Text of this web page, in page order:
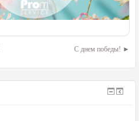
С днем победы!